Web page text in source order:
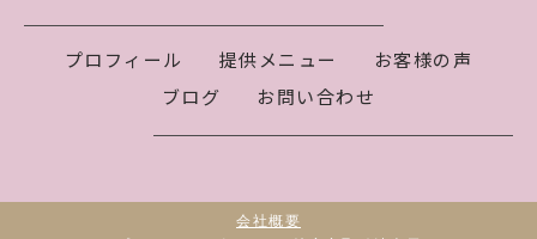
プロフィール 提供メニュー
お客様の声
ブログ
お問い合わせ
会社概要